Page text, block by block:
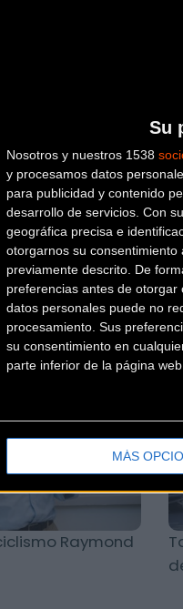
Su
Nosotros y nuestros 1538
y procesamos datos
para publicidad y contenido
desarrollo de servicios. Con
geográfica precisa e
otorgarnos su
previamente descrito. De
preferencias antes de otorgar
datos personales puede no
procesamiento. Sus
su consentimiento en
parte inferior de la página web.
MÁS
se
de España
Caja Rural-
Raymond